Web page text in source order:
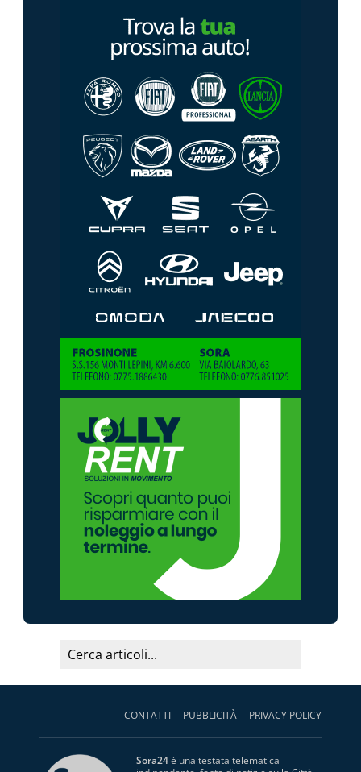
CONTATTI PUBBLICITÀ PRIVACY POLICY
Sora24è una testata telematica